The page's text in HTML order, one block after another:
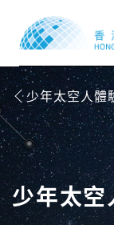
天象廳節
展覽
本季活動
參觀資料
天象廳節
展覽
本季活動
參觀資料
少年太空人體
少年太